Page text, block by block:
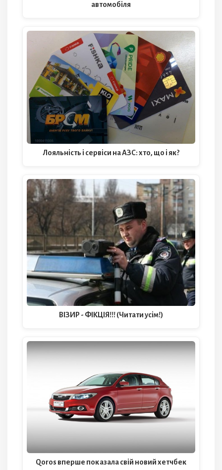
автомобіля
Лояльність і сервіси на АЗС: хто, що і як?
ВІЗИР - ФІКЦІЯ!!! (Читати усім!)
Qoros вперше показала свій новий хетчбек